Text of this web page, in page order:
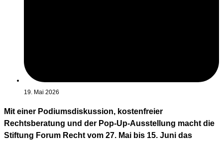
19. Mai 2026
Mit einer Podiumsdiskussion, kostenfreier
Rechtsberatung und der Pop-Up-Ausstellung macht die
Stiftung Forum Recht vom 27. Mai bis 15. Juni das